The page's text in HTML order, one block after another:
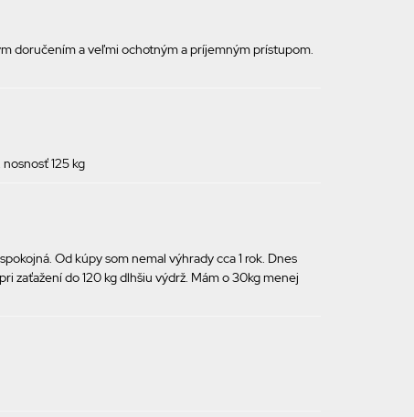
doručením a veľmi ochotným a príjemným prístupom.
125 kg
Od kúpy som nemal výhrady cca 1 rok. Dnes
zaťažení do 120 kg dlhšiu výdrž. Mám o 30kg menej